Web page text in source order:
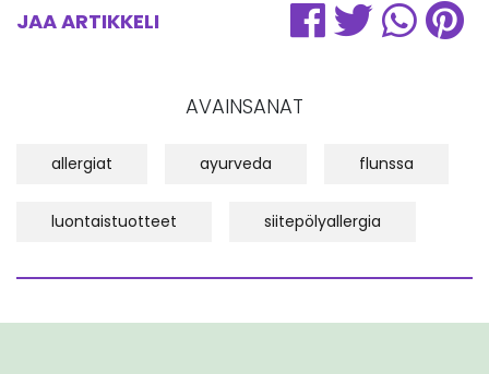
JAA ARTIKKELI
AVAINSANAT
allergiat ayurveda flunssa
luontaistuotteet siitepölyallergia